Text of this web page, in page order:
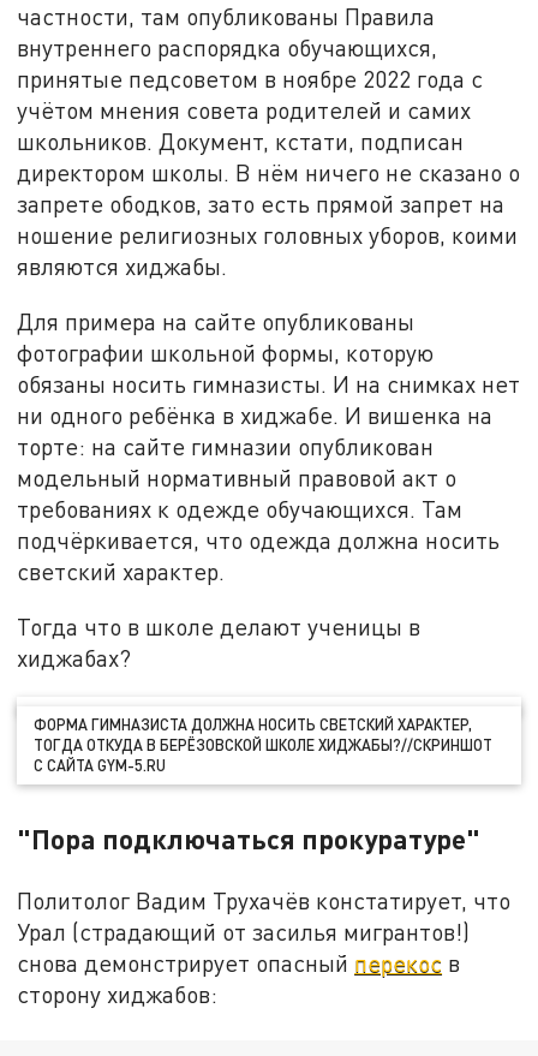
частности, там опубликованы Правила
внутреннего распорядка обучающихся,
принятые педсоветом в ноябре 2022 года с
учётом мнения совета родителей и самих
школьников. Документ, кстати, подписан
директором школы. В нём ничего не сказано о
запрете ободков, зато есть прямой запрет на
ношение религиозных головных уборов, коими
являются хиджабы.
Для примера на сайте опубликованы
фотографии школьной формы, которую
обязаны носить гимназисты. И на снимках нет
ни одного ребёнка в хиджабе. И вишенка на
торте: на сайте гимназии опубликован
модельный нормативный правовой акт о
требованиях к одежде обучающихся. Там
подчёркивается, что одежда должна носить
светский характер.
Тогда что в школе делают ученицы в
хиджабах?
ФОРМА ГИМНАЗИСТА ДОЛЖНА НОСИТЬ СВЕТСКИЙ ХАРАКТЕР,
ТОГДА ОТКУДА В БЕРЁЗОВСКОЙ ШКОЛЕ ХИДЖАБЫ?//СКРИНШОТ
С САЙТА GYM-5.RU
"Пора подключаться прокуратуре"
Политолог Вадим Трухачёв констатирует, что
Урал (страдающий от засилья мигрантов!)
снова демонстрирует опасный перекос в
сторону хиджабов: